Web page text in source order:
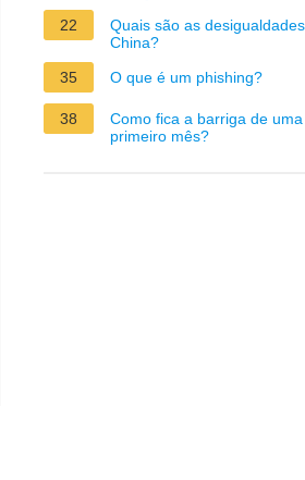
22
Quais são as
China?
35
O que é um phishing?
38
Como fica a barriga de
primeiro mês?